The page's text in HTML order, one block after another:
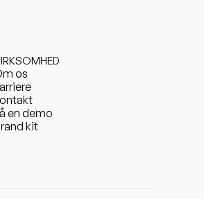
os
en demo
kit